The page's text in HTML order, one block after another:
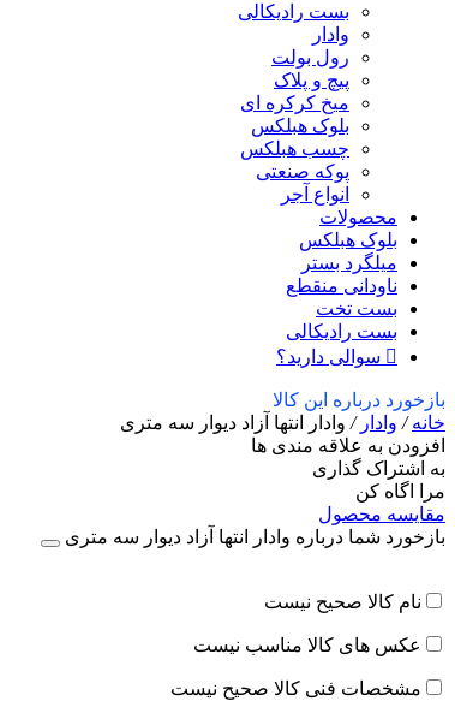
بست رادیکالی
وادار
رول بولت
پیچ و پلاک
میخ کرکره ای
بلوک هبلکس
چسب هبلکس
پوکه صنعتی
انواع آجر
محصولات
بلوک هبلکس
میلگرد بستر
ناودانی منقطع
بست تخت
بست رادیکالی
سوالی دارید؟
بازخورد درباره این کالا
خانه/ وادار / وادار انتها آزاد دیوار سه متری
افزودن به علاقه مندی ها
به اشتراک گذاری
مرا اگاه کن
مقایسه محصول
بازخورد شما درباره وادار انتها آزاد دیوار سه متری
نام کالا صحیح نیست
عکس های کالا مناسب نیست
مشخصات فنی کالا صحیح نیست